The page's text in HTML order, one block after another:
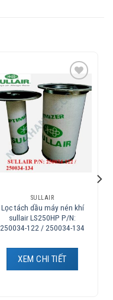
Add to
Wishlist
SULLAIR
Lọc tách dầu máy nén khí
sullair LS250HP P/N:
250034-122 / 250034-134
XEM CHI TIẾT